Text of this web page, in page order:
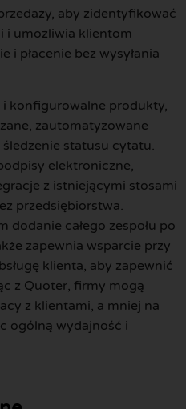
aby zidentyfikować
i umożliwia klientom
i płacenie bez wysyłania
konfigurowalne produkty,
zautomatyzowane
statusu cytatu.
elektroniczne,
z istniejącymi stosami
przedsiębiorstwa.
całego zespołu po
zapewnia wsparcie przy
klienta, aby zapewnić
z Quoter, firmy mogą
z klientami, a mniej na
ogólną wydajność i